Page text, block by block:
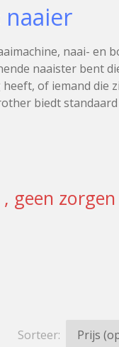
naai- en
naaister bent
of iemand die
biedt
geen
Sorteer: